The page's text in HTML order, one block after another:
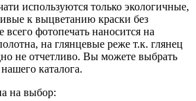
используются только экологичные,
к выцветанию краски без
фотопечать наносится на
на глянцевые реже т.к. глянец
не отчетливо. Вы можете выбрать
каталога.
на выбор: